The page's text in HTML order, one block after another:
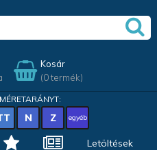
Kosár
(0 termék)
N Z egyéb
Letöltések